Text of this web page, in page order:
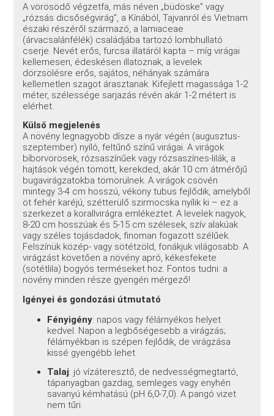
A vörösödő végzetfa, más néven „büdöske” vagy
„rózsás dicsőségvirág”, a Kínából, Tajvanról és Vietnam
északi részéről származó, a lamiaceae
(árvacsalánfélék) családjába tartozó lombhullató
cserje. Nevét erős, furcsa illatáról kapta – míg virágai
kellemesen, édeskésen illatoznak, a levelek
dörzsölésre erős, sajátos, néhányak számára
kellemetlen szagot árasztanak. Kifejlett magassága 1-2
méter, szélessége sarjazás révén akár 1-2 métert is
elérhet.
Külső megjelenés
A növény legnagyobb dísze a nyár végén (augusztus-
szeptember) nyíló, feltűnő színű virágai. A virágok
bíborvörösek, rózsaszínűek vagy rózsaszínes-lilák, a
hajtások végén tömött, kerekded, akár 10 cm átmérőjű
bugavirágzatokba tömörülnek. A virágok csövén
mintegy 3-4 cm hosszú, vékony tubus fejlődik, amelyből
öt fehér karéjú, szétterülő szirmocska nyílik ki – ez a
szerkezet a korallvirágra emlékeztet. A levelek nagyok,
8-20 cm hosszúak és 5-15 cm szélesek, szív alakúak
vagy széles tojásdadok, finoman fogazott szélűek.
Felszínük közép- vagy sötétzöld, fonákjuk világosabb. A
virágzást követően a növény apró, kékesfekete
(sötétlila) bogyós terméseket hoz. Fontos tudni: a
növény minden része gyengén mérgező!
Igényei és gondozási útmutató
Fényigény: napos vagy félárnyékos helyet
kedvel. Napon a legbőségesebb a virágzás;
félárnyékban is szépen fejlődik, de virágzása
kissé gyengébb lehet.
Talaj: jó vízáteresztő, de nedvességmegtartó,
tápanyagban gazdag, semleges vagy enyhén
savanyú kémhatású (pH 6,0-7,0). A pangó vizet
nem tűri.